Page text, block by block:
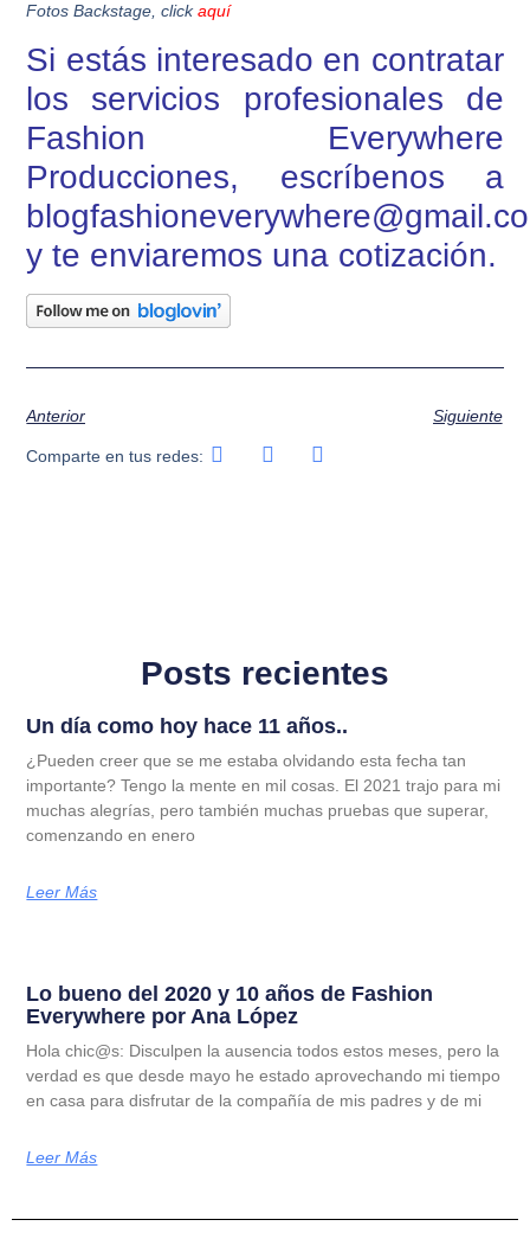
Fotos Backstage, clickaquí
Si estás interesado en contratar
los servicios profesionales de
Fashion Everywhere
Producciones, escríbenos a
y te enviaremos una cotización.
Anterior Siguiente
Comparte en tus redes:
Posts recientes
Un día como hoy hace 11 años..
¿Pueden creer que se me estaba olvidando esta fecha tan
importante? Tengo la mente en mil cosas. El 2021 trajo para mi
muchas alegrías, pero también muchas pruebas que superar,
comenzando en enero
Leer Más
Lo bueno del 2020 y 10 años de Fashion
Everywhere por Ana López
Hola chic@s: Disculpen la ausencia todos estos meses, pero la
verdad es que desde mayo he estado aprovechando mi tiempo
en casa para disfrutar de la compañía de mis padres y de mi
Leer Más